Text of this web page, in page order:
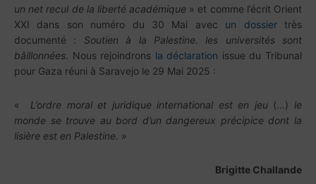
un net recul de la liberté académique » et comme l’écrit Orient
XXI dans son numéro du 30 Mai avec un dossiertrès
documenté : Soutien à la Palestine. les universités sont
bâillonnées. Nous rejoindrons la déclaration issue du Tribunal
pour Gaza réuni à Saravejo le 29 Mai 2025 :
« L’ordre moral et juridique international est en jeu (…) le
monde se trouve au bord d’un dangereux précipice dont la
lisière est en Palestine. »
Brigitte Challande